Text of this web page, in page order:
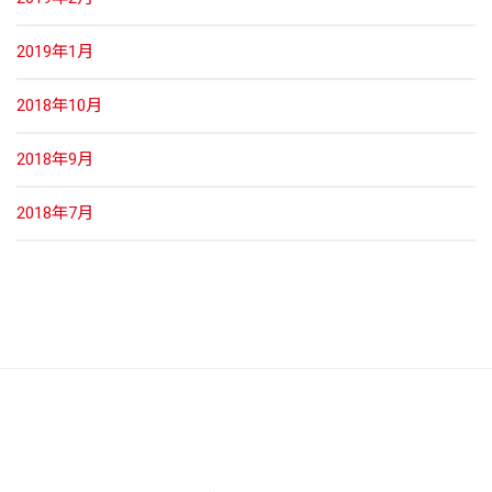
2019年1月
2018年10月
2018年9月
2018年7月